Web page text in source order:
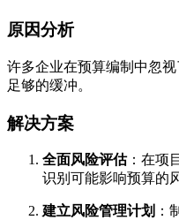
原因分析
许多企业在预算编制中忽
足够的缓冲。
解决方案
全面风险评估：在项
识别可能影响预算的
建立风险管理计划 ：